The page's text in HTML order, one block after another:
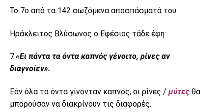
Το 7o από τα 142 σωζόμενα αποσπάσματά του:
Ηράκλειτος Βλύσωνος ο Εφέσιος τάδε έφη:
7.«Ει πάντα τα όντα καπνός γένοιτο, ρίνες αν
διαγνοίεν».
Εάν όλα τα όντα γίνονταν καπνός, οι ρίνες / μύτες θα
μπορούσαν να διακρίνουν τις διαφορές.